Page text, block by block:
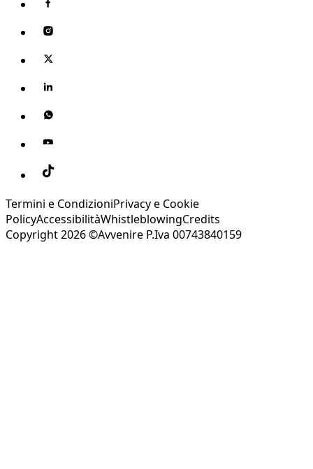
Termini e CondizioniPrivacy e Cookie
PolicyAccessibilitàWhistleblowingCredits
Copyright 2026 ©Avvenire P.Iva 00743840159